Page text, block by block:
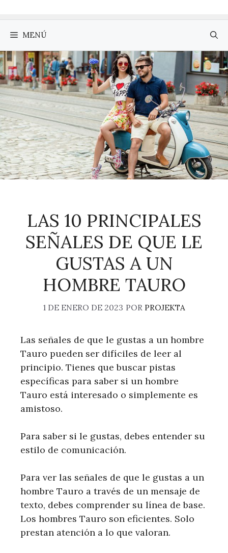
MENÚ
LAS 10 PRINCIPALES
SEÑALES DE QUE LE
GUSTAS A UN
HOMBRE TAURO
1 DE ENERO DE 2023 POR PROJEKTA
Las señales de que le gustas a un hombre
Tauro pueden ser difíciles de leer al
principio. Tienes que buscar pistas
específicas para saber si un hombre
Tauro está interesado o simplemente es
amistoso.
Para saber si le gustas, debes entender su
estilo de comunicación.
Para ver las señales de que le gustas a un
hombre Tauro a través de un mensaje de
texto, debes comprender su línea de base.
Los hombres Tauro son eficientes. Solo
prestan atención a lo que valoran.